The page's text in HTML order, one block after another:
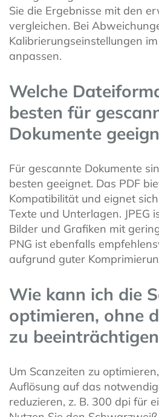
Sie die Ergebnisse mit den
vergleichen. Bei
Kalibrierungseinstellungen
anpassen.
Welche
besten für
Dokumente
Für gescannte Dokumente
besten geeignet. Das PDF
Kompatibilität und eignet
Texte und Unterlagen. JPEG
Bilder und Grafiken mit
PNG ist ebenfalls
aufgrund guter
Wie kann ich die
optimieren, ohne
zu
Um Scanzeiten zu
Auflösung auf das
reduzieren, z. B. 300 dpi für